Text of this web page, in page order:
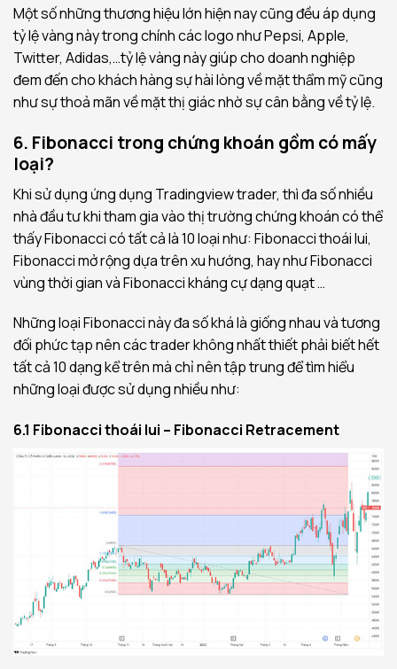
Một số những thương hiệu lớn hiện nay cũng đều áp dụng
tỷ lệ vàng này trong chính các logo như Pepsi, Apple,
Twitter, Adidas,…tỷ lệ vàng này giúp cho doanh nghiệp
đem đến cho khách hàng sự hài lòng về mặt thẩm mỹ cũng
như sự thoả mãn về mặt thị giác nhờ sự cân bằng về tỷ lệ.
6. Fibonacci trong chứng khoán gồm có mấy
loại?
Khi sử dụng ứng dụng Tradingview trader, thì đa số nhiều
nhà đầu tư khi tham gia vào thị trường chứng khoán có thể
thấy Fibonacci có tất cả là 10 loại như: Fibonacci thoái lui,
Fibonacci mở rộng dựa trên xu hướng, hay như Fibonacci
vùng thời gian và Fibonacci kháng cự dạng quạt …
Những loại Fibonacci này đa số khá là giống nhau và tương
đối phức tạp nên các trader không nhất thiết phải biết hết
tất cả 10 dạng kể trên mà chỉ nên tập trung để tìm hiểu
những loại được sử dụng nhiều như:
6.1 Fibonacci thoái lui – Fibonacci Retracement